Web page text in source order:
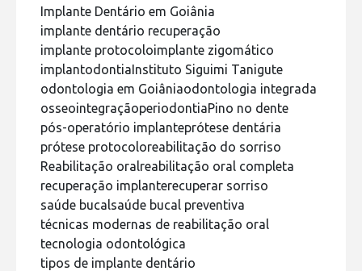
Implante Dentário em Goiânia
implante dentário recuperação
implante protocoloimplante zigomático
implantodontiaInstituto Siguimi Tanigute
odontologia em Goiâniaodontologia integrada
osseointegraçãoperiodontiaPino no dente
pós-operatório implanteprótese dentária
prótese protocoloreabilitação do sorriso
Reabilitação oral reabilitação oral completa
recuperação implanterecuperar sorriso
saúde bucal saúde bucal preventiva
técnicas modernas de reabilitação oral
tecnologia odontológica
tipos de implante dentário